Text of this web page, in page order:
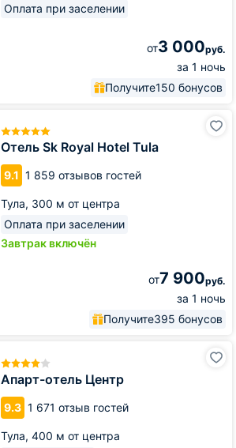
Оплата при заселении
от3 000руб.
за 1 ночь
Получите150 бонусов
Отель Sk Royal Hotel Tula
9.1 1 859 отзывов гостей
Тула, 300 м от центра
Оплата при заселении
Завтрак включён
от7 900руб.
за 1 ночь
Получите395 бонусов
Апарт-отель Центр
9.3 1 671 отзыв гостей
Тула, 400 м от центра